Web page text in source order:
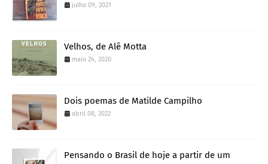
julho 09, 2021
Velhos, de Alê Motta
maio 24, 2020
Dois poemas de Matilde Campilho
abril 08, 2022
Pensando o Brasil de hoje a partir de um